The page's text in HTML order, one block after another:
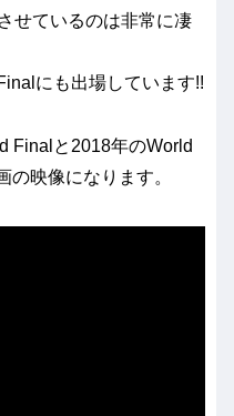
せているのは非常に凄
にも出場しています!!
Finalと2018年のWorld
の映像になります。